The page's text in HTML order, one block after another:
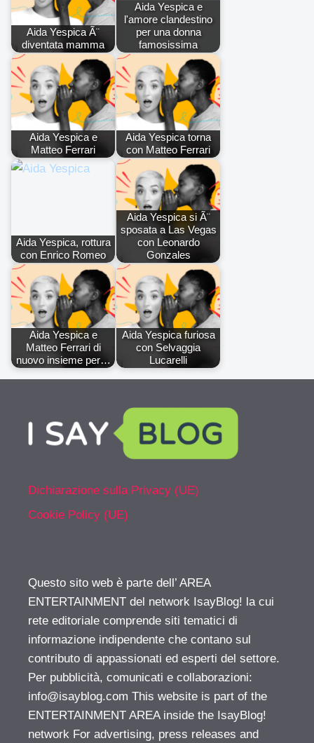
Aida Yespica Ã¨
diventata mamma
Aida Yespica e
l'amore clandestino
per una donna
famosissima
Aida Yespica e
Matteo Ferrari
Aida Yespica torna
con Matteo Ferrari
Aida Yespica, rottura
con Enrico Romeo
Aida Yespica si Ã¨
sposata a Las Vegas
con Leonardo
Gonzales
Aida Yespica e
Matteo Ferrari di
nuovo insieme per…
Aida Yespica furiosa
con Selvaggia
Lucarelli
Dichiarazione sulla Privacy (UE)
Cookie Policy (UE)
Questo sito web è parte dell’ AREA
ENTERTAINMENT del network IsayBlog! la cui
rete editoriale comprende siti tematici di
informazione indipendente che contano sul
contributo di appassionati ed esperti del settore.
Per pubblicità, comunicati e collaborazioni:
info@isayblog.com This website is part of the
ENTERTAINMENT AREA inside the IsayBlog!
network For advertising, press releases and